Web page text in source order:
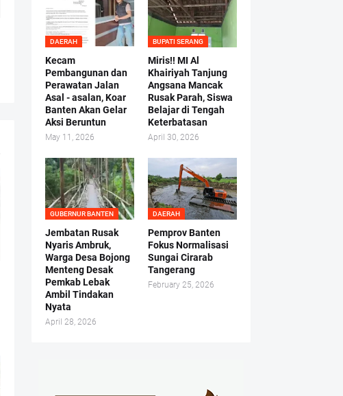
DAERAH
Kecam
Pembangunan dan
Perawatan Jalan
Asal - asalan, Koar
Banten Akan Gelar
Aksi Beruntun
May 11, 2026
BUPATI SERANG
Miris!! MI Al
Khairiyah Tanjung
Angsana Mancak
Rusak Parah, Siswa
Belajar di Tengah
Keterbatasan
April 30, 2026
GUBERNUR BANTEN
Jembatan Rusak
Nyaris Ambruk,
Warga Desa Bojong
Menteng Desak
Pemkab Lebak
Ambil Tindakan
Nyata
April 28, 2026
DAERAH
Pemprov Banten
Fokus Normalisasi
Sungai Cirarab
Tangerang
February 25, 2026